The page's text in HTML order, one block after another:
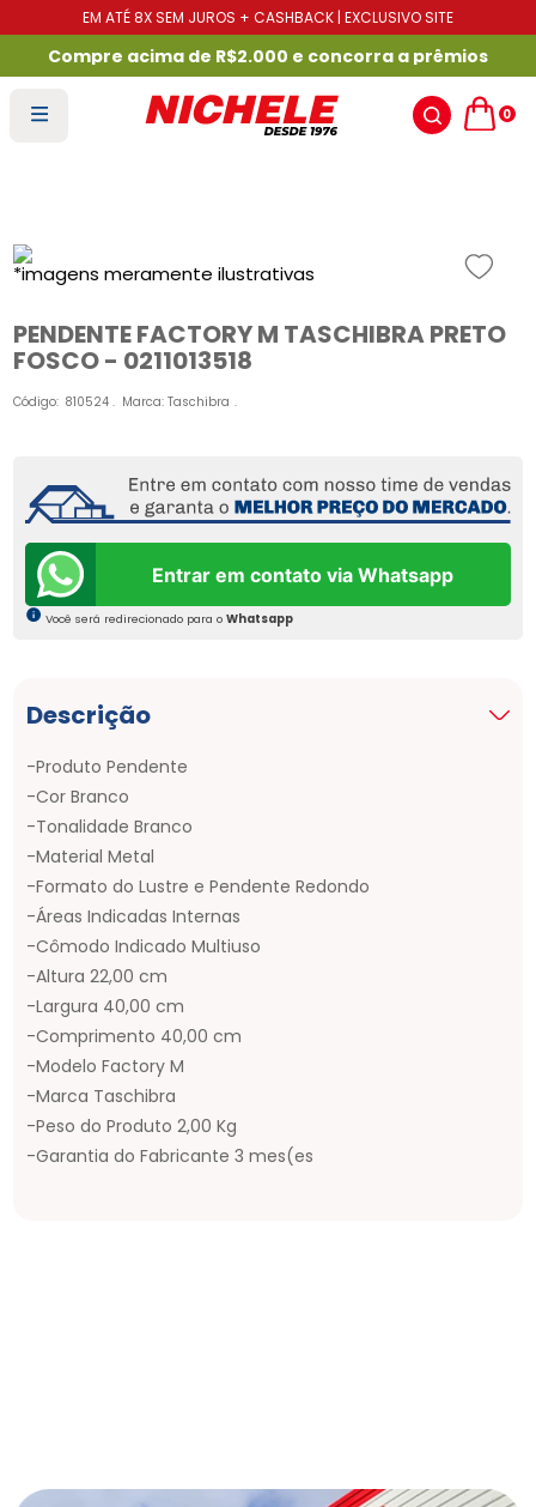
EM ATÉ 8X SEM JUROS + CASHBACK | EXCLUSIVO SITE
Compre acima de R$2.000 e concorra a prêmios
0
PENDENTE FACTORY M TASCHIBRA PRETO
FOSCO - 0211013518
Código: 810524 Marca:Taschibra
Entrar em contato via Whatsapp
Você será redirecionado para o Whatsapp
Descrição
-Produto Pendente
-Cor Branco
-Tonalidade Branco
-Material Metal
-Formato do Lustre e Pendente Redondo
-Áreas Indicadas Internas
-Cômodo Indicado Multiuso
-Altura 22,00 cm
-Largura 40,00 cm
-Comprimento 40,00 cm
-Modelo Factory M
-Marca Taschibra
-Peso do Produto 2,00 Kg
-Garantia do Fabricante 3 mes(es